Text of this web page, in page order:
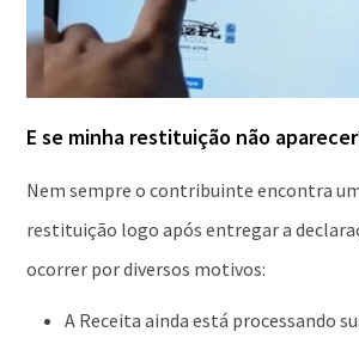
E se minha restituição não
Nem sempre o contribuinte encontra
restituição logo após entregar a
ocorrer por diversos motivos:
A Receita ainda está processando